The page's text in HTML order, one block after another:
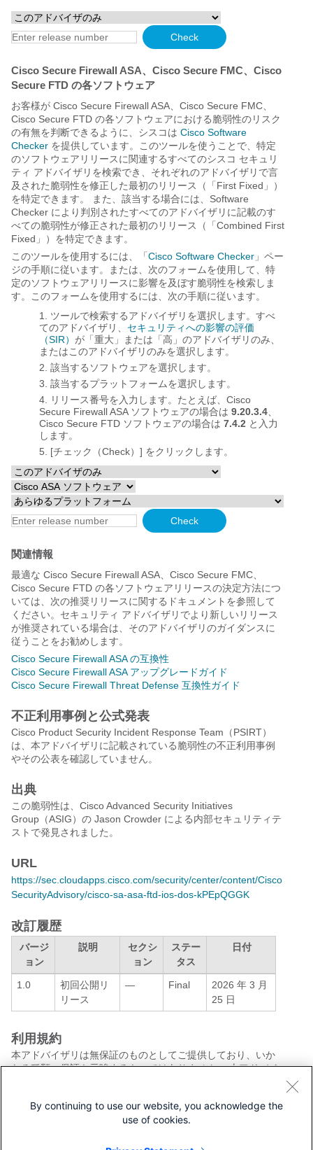
Cisco Secure Firewall ASA、Cisco Secure FMC、Cisco
Secure FTD の各ソフトウェア
お客様が Cisco Secure Firewall ASA、Cisco Secure FMC、
Cisco Secure FTD の各ソフトウェアにおける脆弱性のリスク
の有無を判断できるように、シスコは Cisco Software
Checker を提供しています。このツールを使うことで、特定
のソフトウェアリリースに関連するすべてのシスコ セキュリ
ティ アドバイザリを検索でき、それぞれのアドバイザリで言
及された脆弱性を修正した最初のリリース（「First Fixed」）
を特定できます。 また、該当する場合には、Software
Checker により判別されたすべてのアドバイザリに記載のす
べての脆弱性が修正された最初のリリース（「Combined First
Fixed」）を特定できます。
このツールを使用するには、「 Cisco Software Checker 」ペー
ジの手順に従います。または、次のフォームを使用して、特
定のソフトウェアリリースに影響を及ぼす脆弱性を検索しま
す。このフォームを使用するには、次の手順に従います。
ツールで検索するアドバイザリを選択します。すべ
てのアドバイザリ、 セキュリティへの影響の評価
（SIR） が「重大」または「高」のアドバイザリのみ、
またはこのアドバイザリのみを選択します。
該当するソフトウェアを選択します。
該当するプラットフォームを選択します。
リリース番号を入力します。たとえば、Cisco
Secure Firewall ASA ソフトウェアの場合は 9.20.3.4
Cisco Secure FTD ソフトウェアの場合は 7.4.2 と入力
します。
[チェック（Check）] をクリックします。
関連情報
最適な Cisco Secure Firewall ASA、Cisco Secure FMC、
Cisco Secure FTD の各ソフトウェアリリースの決定方法につ
いては、次の推奨リリースに関するドキュメントを参照して
ください。セキュリティ アドバイザリでより新しいリリース
が推奨されている場合は、そのアドバイザリのガイダンスに
従うことをお勧めします。
Cisco Secure Firewall ASA の互換性
Cisco Secure Firewall ASA アップグレードガイド
Cisco Secure Firewall Threat Defense 互換性ガイド
不正利用事例と公式発表
Cisco Product Security Incident Response Team（PSIRT）
は、本アドバイザリに記載されている脆弱性の不正利用事例
やその公表を確認していません。
出典
この脆弱性は、Cisco Advanced Security Initiatives
Group（ASIG）の Jason Crowder による内部セキュリティテ
ストで発見されました。
URL
https://sec.cloudapps.cisco.com/security/center/content/Cisco
SecurityAdvisory/cisco-sa-asa-ftd-ios-dos-kPEpQGGK
改訂履歴
バージ
ョン
説明
セクシ
ョン
ステー
タス
日付
1.0
初回公開リ
リース
— Final
2026 年 3 月
25 日
利用規約
本アドバイザリは無保証のものとしてご提供しており、いか
なる種類の保証も示唆するものではありません。 本アドバイ
トの内容を予告なしに変更したり、更新したりする権利を有
By continuing to use our website, you acknowledge the
use of cookies.